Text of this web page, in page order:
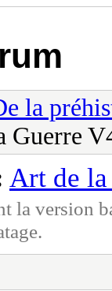
la
Guerre
Art de
la version